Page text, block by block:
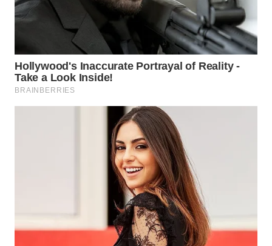
BOROBUDUR
WN
SURABAYA
MANDALIKA